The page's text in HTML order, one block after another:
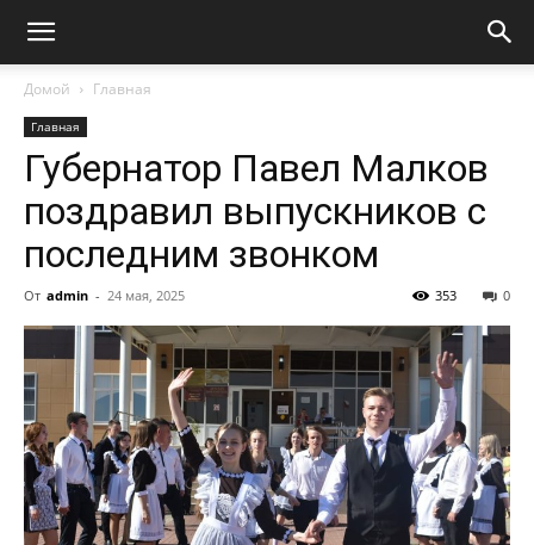
Домой Главная
Главная
Губернатор Павел Малков
поздравил выпускников с
последним звонком
От admin - 24 мая, 2025 0
353